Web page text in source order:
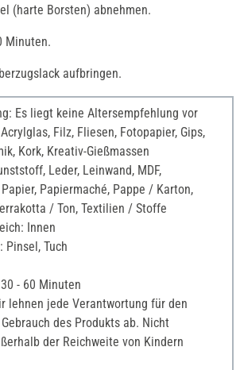
(harte Borsten) abnehmen.
Minuten.
aufbringen.
Es liegt keine Altersempfehlung vor
Filz, Fliesen, Fotopapier, Gips,
Kork, Kreativ-Gießmassen
Leder, Leinwand, MDF,
Papiermaché, Pappe / Karton,
/ Ton, Textilien / Stoffe
Innen
Pinsel, Tuch
- 60 Minuten
lehnen jede Verantwortung für den
des Produkts ab. Nicht
der Reichweite von Kindern